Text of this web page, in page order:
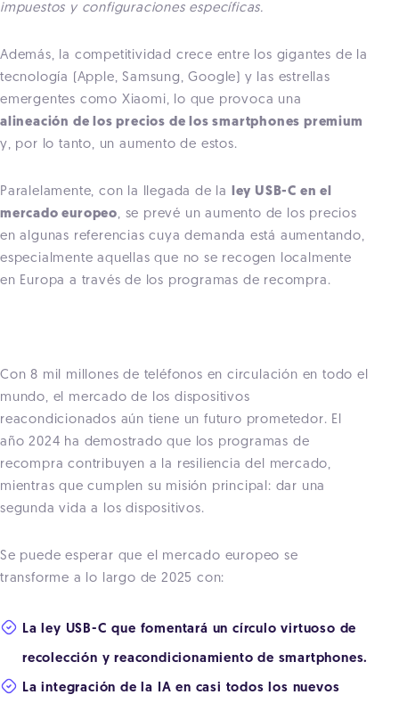
impuestos y configuraciones específicas.
Además, la competitividad crece entre los gigantes de la
tecnología (Apple, Samsung, Google) y las estrellas
emergentes como Xiaomi, lo que provoca una
alineación de los precios de los smartphones premium
y, por lo tanto, un aumento de estos.
Paralelamente, con la llegada de la
ley USB-C en el
mercado europeo, se prevé un aumento de los precios
en algunas referencias cuya demanda está aumentando,
especialmente aquellas que no se recogen localmente
en Europa a través de los programas de recompra.
Con 8 mil millones de teléfonos en circulación en todo el
mundo, el mercado de los dispositivos
reacondicionados aún tiene un futuro prometedor. El
año 2024 ha demostrado que los programas de
recompra contribuyen a la resiliencia del mercado,
mientras que cumplen su misión principal: dar una
segunda vida a los dispositivos.
Se puede esperar que el mercado europeo se
transforme a lo largo de 2025 con:
La ley USB-C que fomentará un círculo virtuoso de
recolección y reacondicionamiento de smartphones.
La integración de la IA en casi todos los nuevos